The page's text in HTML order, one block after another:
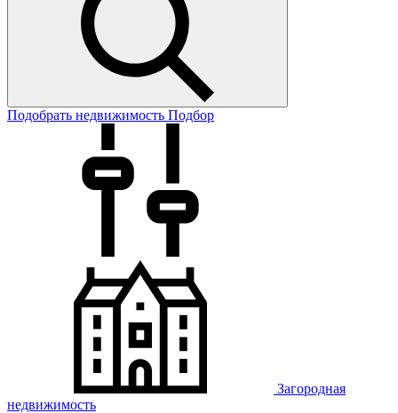
Подобрать недвижимость Подбор
Загородная
недвижимость